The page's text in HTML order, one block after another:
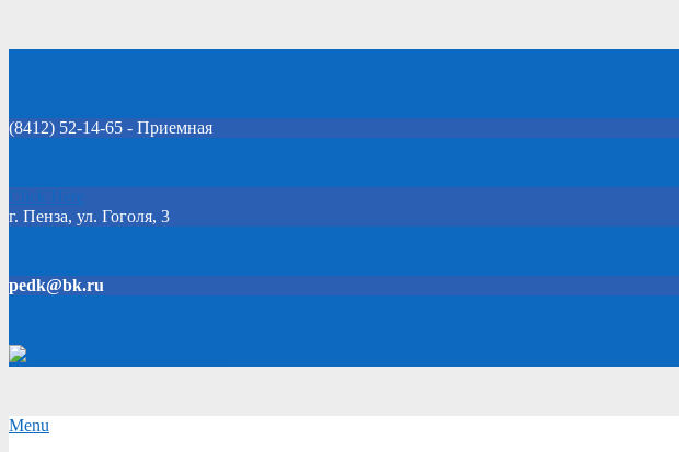
(8412) 52-14-65 - Приемная
Click Here
г. Пенза, ул. Гоголя, 3
pedk@bk.ru
Secondary
Menu